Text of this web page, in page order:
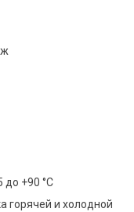
до +90 °С
горячей и холодной